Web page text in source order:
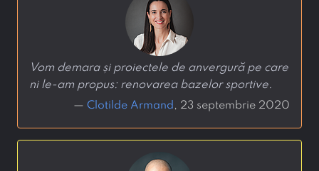
Vom demara și proiectele de anvergură pe care
ni le-am propus: renovarea bazelor sportive.
— Clotilde Armand , 23 septembrie 2020